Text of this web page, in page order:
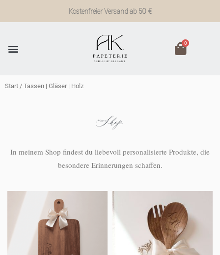
Kostenfreier Versand ab 50 €
0
Start / Tassen | Gläser | Holz
Shop
In meinem Shop findest du liebevoll personalisierte Produkte, die
besondere Erinnerungen schaffen.
weist
Varianten